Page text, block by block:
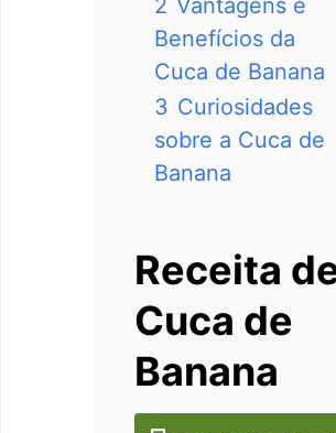
2 Vantagens e
Benefícios da
Cuca de Banana
3 Curiosidades
sobre a Cuca de
Banana
Receita
Cuca de
Banana